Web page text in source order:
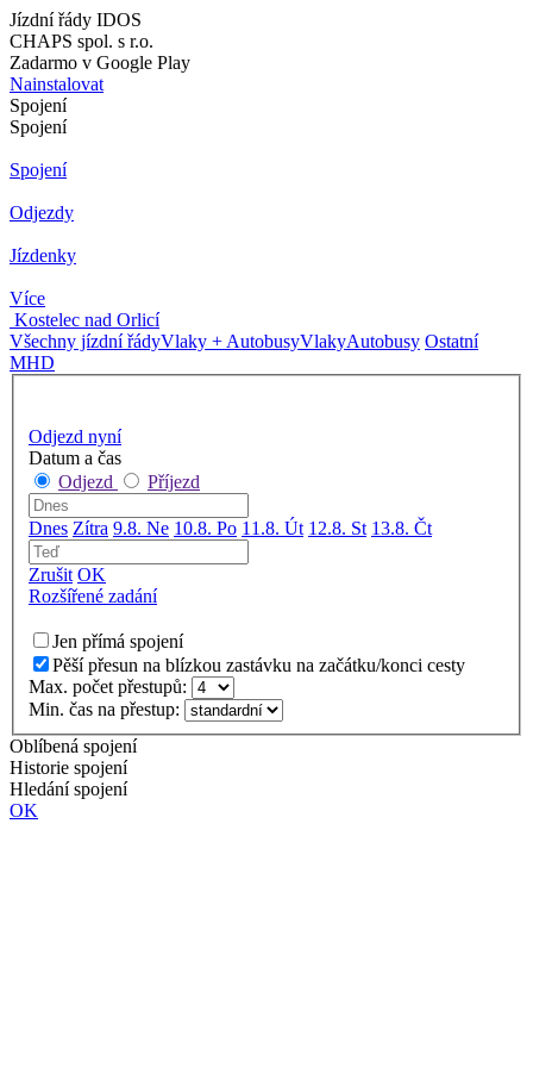
Jízdní řády IDOS
CHAPS spol. s r.o.
Zadarmo v Google Play
Nainstalovat
Spojení
Spojení
Spojení
Odjezdy
Jízdenky
Více
Kostelec nad Orlicí
Všechny jízdní řádyVlaky + AutobusyVlakyAutobusy Ostatní
MHD
Odjezd nyní
Datum a čas
Odjezd
Příjezd
Dnes Zítra 9.8. Ne 10.8. Po 11.8. Út 12.8. St 13.8. Čt
Zrušit OK
Rozšířené zadání
Jen přímá spojení
Pěší přesun na blízkou zastávku na začátku/konci cesty
Max. počet přestupů:
Min. čas na přestup:
Oblíbená spojení
Historie spojení
Hledání spojení
OK